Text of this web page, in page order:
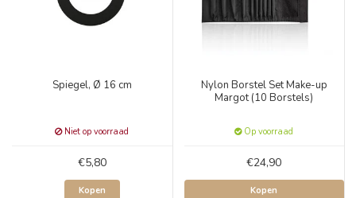
Spiegel, Ø 16 cm
Niet op voorraad
€5,80
Kopen
Nylon Borstel Set Make-up
Margot (10 Borstels)
Op voorraad
€24,90
Kopen